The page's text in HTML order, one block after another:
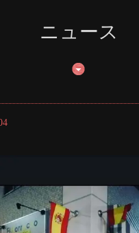
ニュース